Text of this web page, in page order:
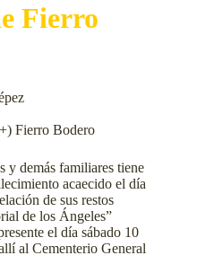
Fierro
Fierro Bodero
y demás familiares tiene
acaecido el día
de sus restos
de los Ángeles”
el día sábado 10
al Cementerio General